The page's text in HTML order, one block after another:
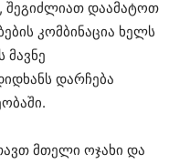
დაამატოთ
კომბინაცია ხელს
მავნე
დარჩება
მთელი ოჯახი და